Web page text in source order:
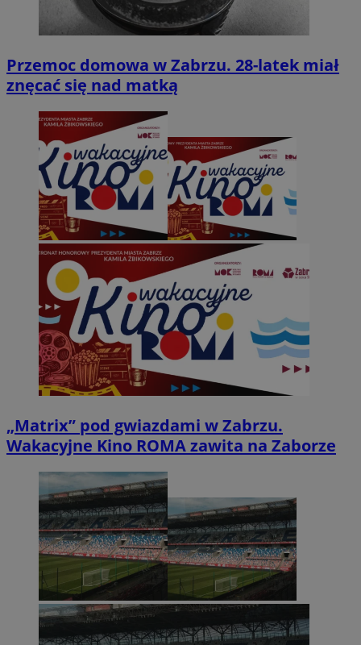
Przemoc domowa w Zabrzu. 28-latek miał
znęcać się nad matką
„Matrix” pod gwiazdami w Zabrzu.
Wakacyjne Kino ROMA zawita na Zaborze